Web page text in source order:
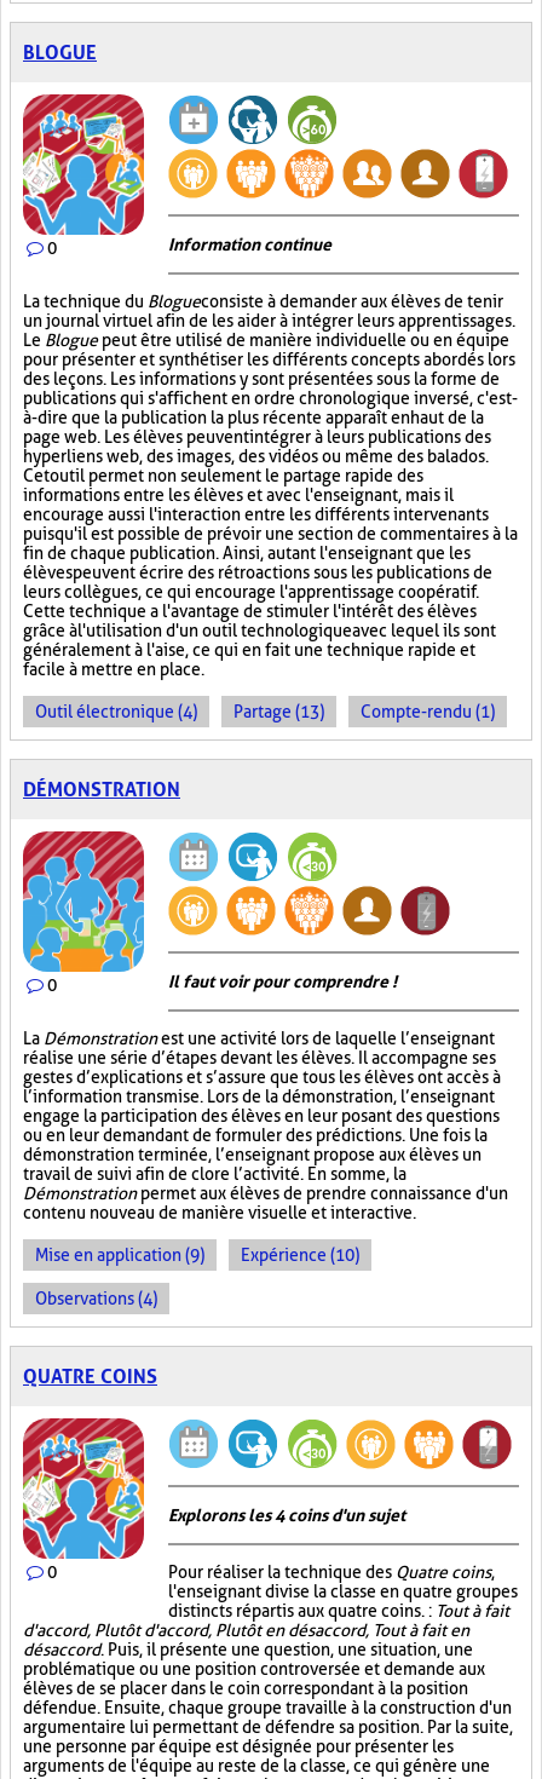
BLOGUE
0 Information continue
La technique du Blogueconsiste à demander aux élèves de tenir
un journal virtuel afin de les aider à intégrer leurs apprentissages.
Le Bloguepeut être utilisé de manière individuelle ou en équipe
pour présenter et synthétiser les différents concepts abordés lors
des leçons. Les informations y sont présentées sous la forme de
publications qui s'affichent en ordre chronologique inversé, c'est-
à-dire que la publication la plus récente apparaît en haut de la
page web. Les élèves peuvent intégrer à leurs publications des
hyperliens web, des images, des vidéos ou même des balados.
Cet outil permet non seulement le partage rapide des
informations entre les élèves et avec l'enseignant, mais il
encourage aussi l'interaction entre les différents intervenants
puisqu'il est possible de prévoir une section de commentaires à la
fin de chaque publication. Ainsi, autant l'enseignant que les
élèves peuvent écrire des rétroactions sous les publications de
leurs collègues, ce qui encourage l'apprentissage coopératif.
Cette technique a l'avantage de stimuler l'intérêt des élèves
grâce à l'utilisation d'un outil technologique avec lequel ils sont
généralement à l'aise, ce qui en fait une technique rapide et
facile à mettre en place.
Outil électronique (4) Partage (13) Compte-rendu (1)
DÉMONSTRATION
0 Il faut voir pour comprendre !
La Démonstrationest une activité lors de laquelle l’enseignant
réalise une série d’étapes devant les élèves. Il accompagne ses
gestes d’explications et s’assure que tous les élèves ont accès à
l’information transmise. Lors de la démonstration, l’enseignant
engage la participation des élèves en leur posant des questions
ou en leur demandant de formuler des prédictions. Une fois la
démonstration terminée, l’enseignant propose aux élèves un
travail de suivi afin de clore l’activité. En somme, la
Démonstrationpermet aux élèves de prendre connaissance d'un
contenu nouveau de manière visuelle et interactive.
Mise en application (9) Expérience (10)
Observations (4)
QUATRE COINS
0
Explorons les 4 coins d'un sujet
Pour réaliser la technique des Quatre coins,
l'enseignant divise la classe en quatre groupes
distincts répartis aux quatre coins. : Tout à fait
d'accord, Plutôt d'accord, Plutôt en désaccord, Tout à fait en
désaccord. Puis, il présente une question, une situation, une
problématique ou une position controversée et demande aux
élèves de se placer dans le coin correspondant à la position
défendue. Ensuite, chaque groupe travaille à la construction d'un
argumentaire lui permettant de défendre sa position. Par la suite,
une personne par équipe est désignée pour présenter les
arguments de l'équipe au reste de la classe, ce qui génère une